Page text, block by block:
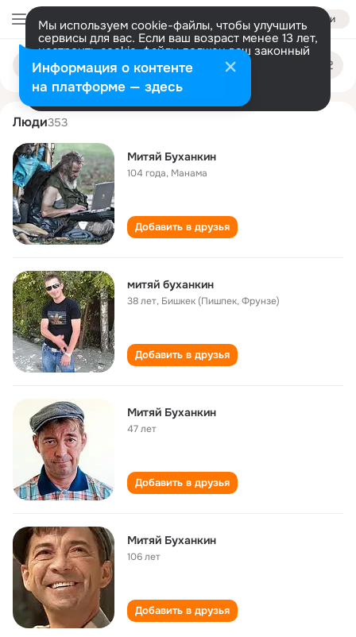
Войти
Мы используем cookie-файлы, чтобы улучшить
сервисы для вас. Если ваш возраст менее 13 лет,
настроить cookie-файлы должен ваш законный
представитель. Больше информации
Разрешить все Настроить
Поиск
людям
mityay bukhankin
Люди353
Митяй Буханкин
104 года, Манама
Добавить в друзья
митяй буханкин
38 лет, Бишкек (Пишпек, Фрунзе)
Добавить в друзья
Митяй Буханкин
47 лет
Добавить в друзья
Митяй Буханкин
106 лет
Добавить в друзья
Информация о контенте
на платформе — здесь